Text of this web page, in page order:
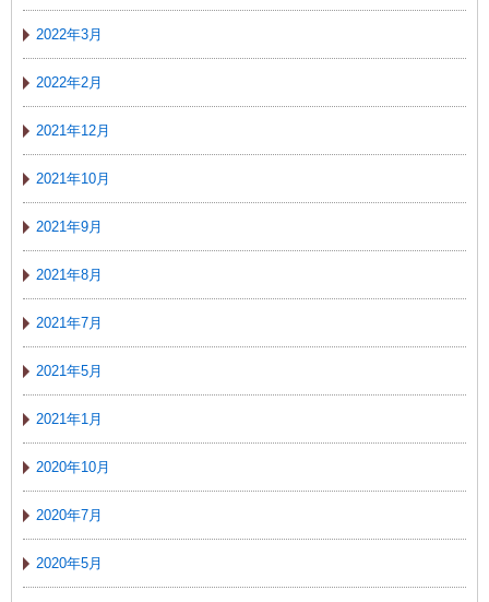
2022年3月
2022年2月
2021年12月
2021年10月
2021年9月
2021年8月
2021年7月
2021年5月
2021年1月
2020年10月
2020年7月
2020年5月